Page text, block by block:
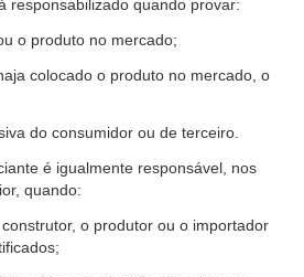
responsabilizado quando provar:
o produto no mercado;
colocado o produto no mercado, o
do consumidor ou de terceiro.
é igualmente responsável, nos
quando:
o produtor ou o importador